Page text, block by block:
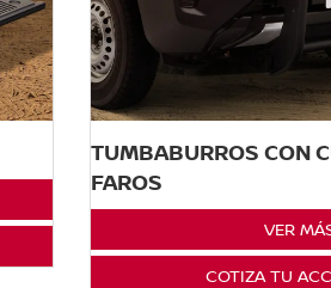
TUMBABURROS CON
FAROS
VER
COTIZA TU